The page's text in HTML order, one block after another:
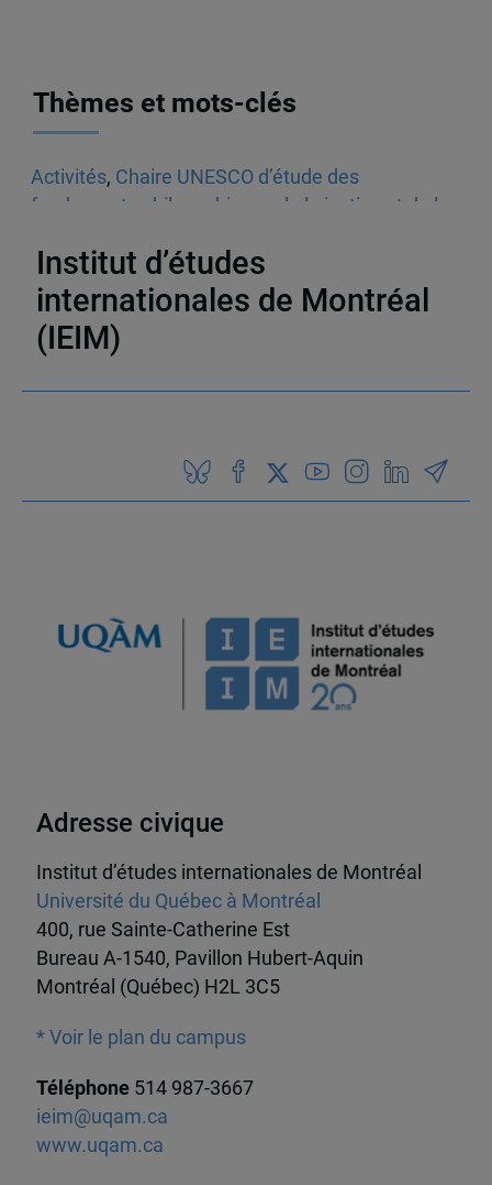
Thèmes et mots-clés
Activités, Chaire UNESCO d’étude des
fondements philosophiques de la justice et de la
Institut d’études
internationales de Montréal
(IEIM)
Adresse civique
Institut d’études internationales de Montréal
Université du Québec à Montréal
400, rue Sainte-Catherine Est
Bureau A-1540, Pavillon Hubert-Aquin
Montréal (Québec) H2L 3C5
* Voir le plan du campus
Téléphone 514 987-3667
ieim@uqam.ca
www.uqam.ca